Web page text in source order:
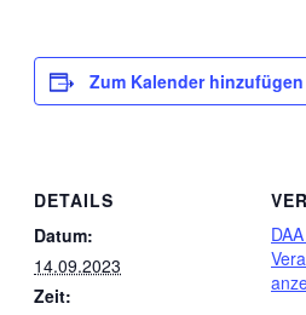
Zum Kalender hinzufügen
DETAILS
Datum:
14.09.2023
Zeit: